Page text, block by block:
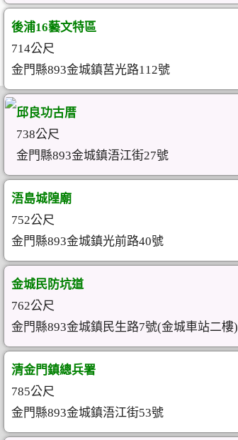
後浦16藝文特區
714公尺
金門縣893金城鎮莒光路112號
邱良功古厝
738公尺
金門縣893金城鎮浯江街27號
浯島城隍廟
752公尺
金門縣893金城鎮光前路40號
金城民防坑道
762公尺
金門縣893金城鎮民生路7號(金城車站二樓)
清金門鎮總兵署
785公尺
金門縣893金城鎮浯江街53號